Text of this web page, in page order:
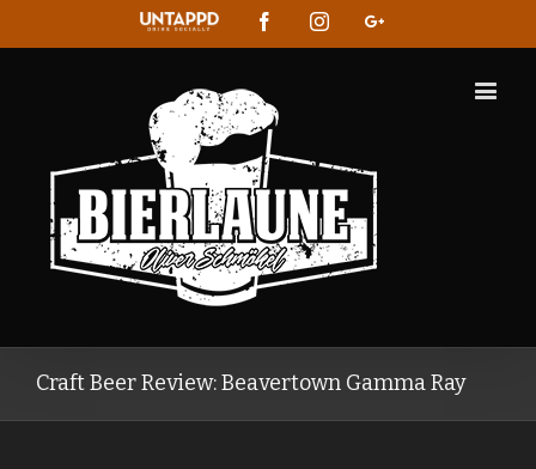
Untappd FacebookInstagramGoogle+
Craft Beer Review: Beavertown Gamma Ray